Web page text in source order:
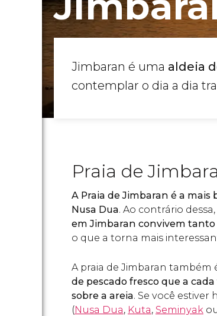
Jimbaran é uma aldeia
contemplar o dia a dia
Praia de
A Praia de Jimbaran é a
Nusa Dua. Ao contrário
em Jimbaran convivem
o que a torna mais
A praia de Jimbaran também
de pescado fresco que a
sobre a areia. Se você estiver
(Nusa Dua, Kuta, Seminyak